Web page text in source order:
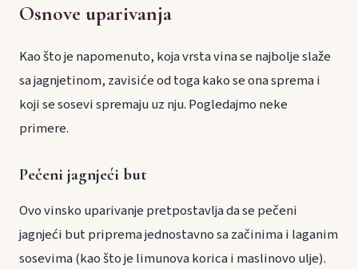
Osnove uparivanja
Kao što je napomenuto, koja vrsta vina se najbolje slaže
sa jagnjetinom, zavisiće od toga kako se ona sprema i
koji se sosevi spremaju uz nju. Pogledajmo neke
primere.
Pečeni jagnjeći but
Ovo vinsko uparivanje pretpostavlja da se pečeni
jagnjeći but priprema jednostavno sa začinima i laganim
sosevima (kao što je limunova korica i maslinovo ulje).